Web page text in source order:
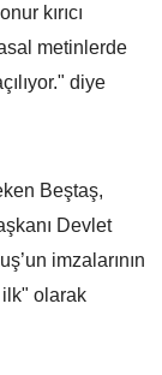
kırıcı
metinlerde
diye
Beştaş,
Devlet
imzalarının
olarak